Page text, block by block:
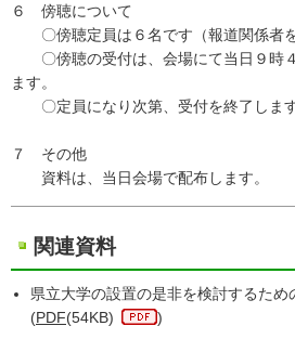
６ 傍聴について
〇傍聴定員は６名です（報道関係者を
〇傍聴の受付は、会場にて当日９時
ます。
〇定員になり次第、受付を終了します
７ その他
資料は、当日会場で配布します。
関連資料
県立大学の設置の是非を検討するため
(PDF(54KB) )